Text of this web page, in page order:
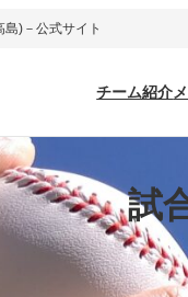
)－公式サイト
チーム紹介
試